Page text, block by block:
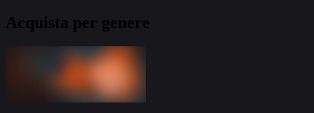
Acquista per genere